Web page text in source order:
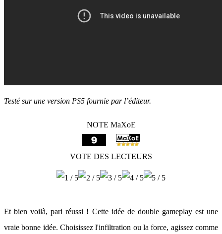
Testé sur une version PS5 fournie par l’éditeur.
NOTE MaXoE
VOTE DES LECTEURS
Et bien voilà, pari réussi ! Cette idée de double gameplay est une
vraie bonne idée. Choisissez l'infiltration ou la force, agissez comme